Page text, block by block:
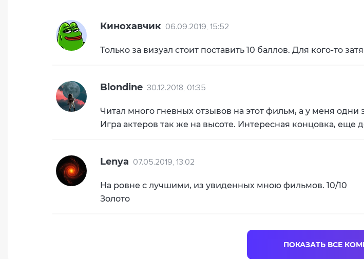
Кинохавчик 06.09.2019, 15:52
Только за визуал стоит поставить 10 баллов. Для кого-то
Blondine 30.12.2018, 01:35
Читал много гневных отзывов на этот фильм, а у меня
Игра актеров так же на высоте. Интересная концовка, еще
Lenya 07.05.2019, 13:02
На ровне с лучшими, из увиденных мною фильмов. 10/10
Золото
ПОКАЗАТЬ ВСЕ